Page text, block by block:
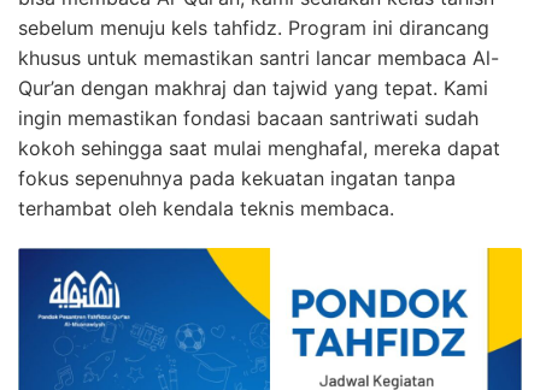
sebelum menuju kels tahfidz. Program ini dirancang
khusus untuk memastikan santri lancar membaca Al-
Qur’an dengan makhraj dan tajwid yang tepat. Kami
ingin memastikan fondasi bacaan santriwati sudah
kokoh sehingga saat mulai menghafal, mereka dapat
fokus sepenuhnya pada kekuatan ingatan tanpa
terhambat oleh kendala teknis membaca.